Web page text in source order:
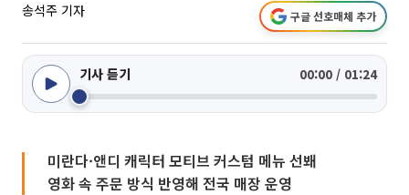
송석주 기자 구글 선호매체 추가
기사 듣기 00:00 / 01:24
미란다·앤디 캐릭터 모티브 커스텀 메뉴 선봬
영화 속 주문 방식 반영해 전국 매장 운영